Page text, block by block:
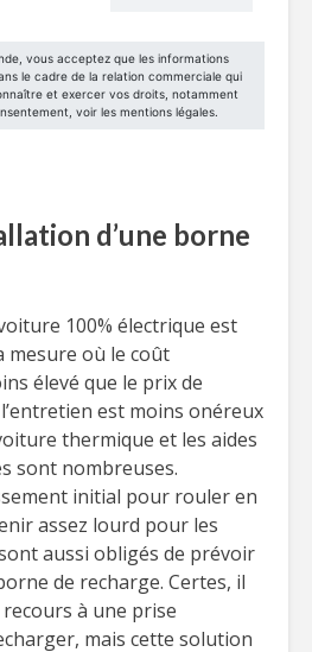
d’une borne
100% électrique est
mesure où le coût
élevé que le prix de
l’entretien est moins onéreux
thermique et les aides
sont nombreuses.
initial pour rouler en
assez lourd pour les
aussi obligés de prévoir
de recharge. Certes, il
à une prise
mais cette solution